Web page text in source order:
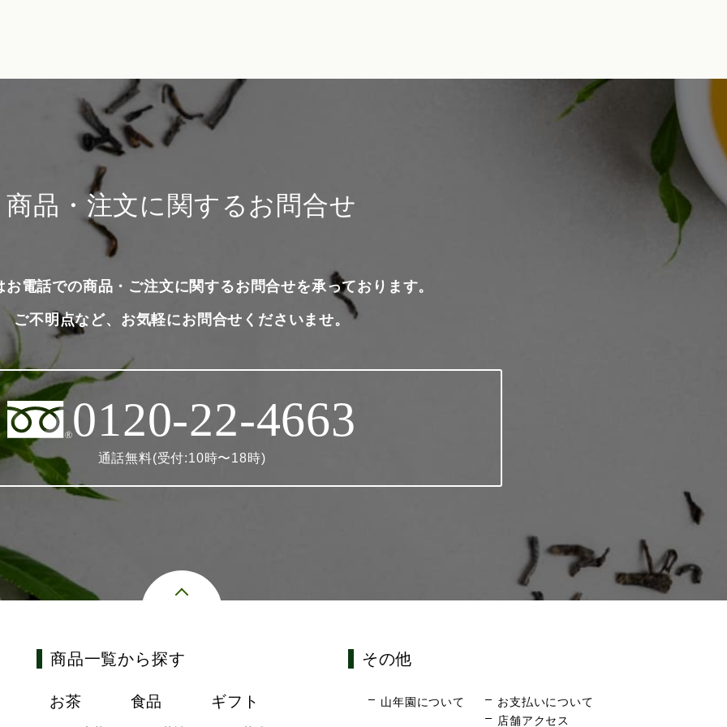
商品・注文に関するお問合せ
お電話での商品・ご注文に関するお問合せを承っております。
ご不明点など、お気軽にお問合せくださいませ。
0120-22-4663
通話無料(受付:10時〜18時)
商品一覧から探す
お茶 食品 ギフト
その他
山年園について
お支払いについて
店舗アクセス